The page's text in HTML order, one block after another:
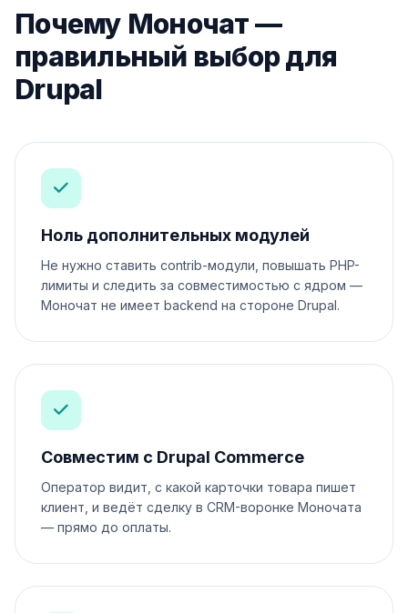
Почему Моночат —
правильный выбор для
Drupal
Ноль дополнительных модулей
Не нужно ставить contrib-модули, повышать PHP-
лимиты и следить за совместимостью с ядром —
Моночат не имеет backend на стороне Drupal.
Совместим с Drupal Commerce
Оператор видит, с какой карточки товара пишет
клиент, и ведёт сделку в CRM-воронке Моночата
— прямо до оплаты.